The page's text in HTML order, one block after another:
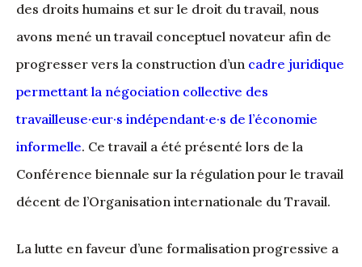
des droits humains et sur le droit du travail, nous
avons mené un travail conceptuel novateur afin de
progresser vers la construction d’un cadre juridique
permettant la négociation collective des
travailleuse·eur·s indépendant·e·s de l’économie
informelle. Ce travail a été présenté lors de la
Conférence biennale sur la régulation pour le travail
décent de l’Organisation internationale du Travail.
La lutte en faveur d’une formalisation progressive a